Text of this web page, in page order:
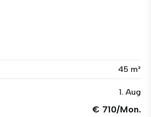
45 m²
1. Aug
€ 710/Mon.